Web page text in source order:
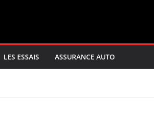
LES ESSAIS ASSURANCE AUTO